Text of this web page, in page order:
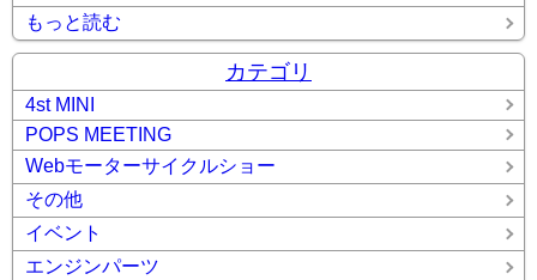
もっと読む
カテゴリ
4st MINI
POPS MEETING
Webモーターサイクルショー
その他
イベント
エンジンパーツ